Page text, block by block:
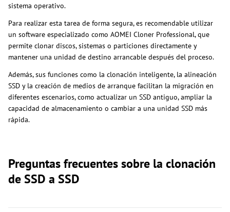
sistema operativo.
Para realizar esta tarea de forma segura, es recomendable utilizar
un software especializado como AOMEI Cloner Professional, que
permite clonar discos, sistemas o particiones directamente y
mantener una unidad de destino arrancable después del proceso.
Además, sus funciones como la clonación inteligente, la alineación
SSD y la creación de medios de arranque facilitan la migración en
diferentes escenarios, como actualizar un SSD antiguo, ampliar la
capacidad de almacenamiento o cambiar a una unidad SSD más
rápida.
Preguntas frecuentes sobre la clonación
de SSD a SSD